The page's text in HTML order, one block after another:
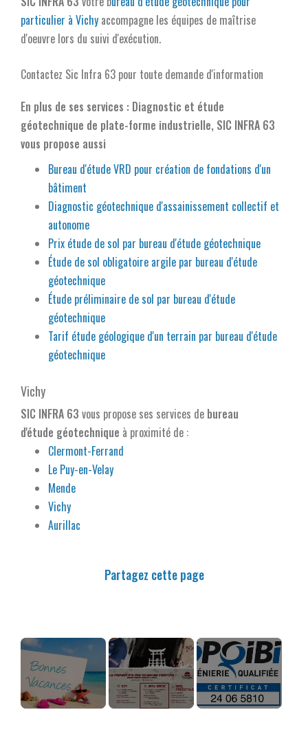
particulier à Vichy accompagne les équipes de maîtrise
d'oeuvre lors du suivi d'exécution.
Contactez Sic Infra 63 pour toute demande d'information
En plus de ses services : Diagnostic et étude
géotechnique de plate-forme industrielle, SIC INFRA 63
vous propose aussi
Bureau d'étude VRD pour création de fondations d'un
bâtiment
Diagnostic géotechnique d'assainissement collectif et
autonome
Prix étude de sol par bureau d'étude géotechnique
Étude de sol obligatoire argile par bureau d'étude
géotechnique
Étude préliminaire de sol par bureau d'étude
géotechnique
Tarif étude géologique d'un terrain par bureau d'étude
géotechnique
Vichy
SIC INFRA 63 vous propose ses services de bureau
d'étude géotechnique à proximité de :
Clermont-Ferrand
Le Puy-en-Velay
Mende
Vichy
Aurillac